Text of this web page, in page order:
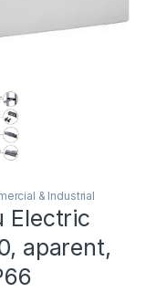
& Industrial
Electric
aparent,